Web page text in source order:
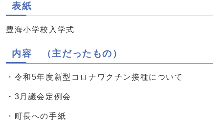
表紙
豊海小学校入学式
内容 （主だったもの）
・令和5年度新型コロナワクチン接種について
・3月議会定例会
・町長への手紙